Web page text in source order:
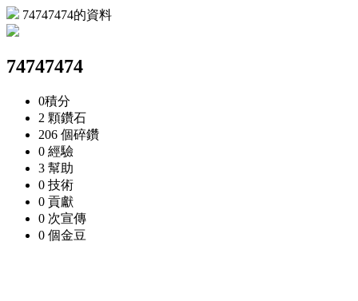
74747474的資料
74747474
0積分
2 顆鑽石
206 個碎鑽
0 經驗
3 幫助
0 技術
0 貢獻
0 次宣傳
0 個金豆